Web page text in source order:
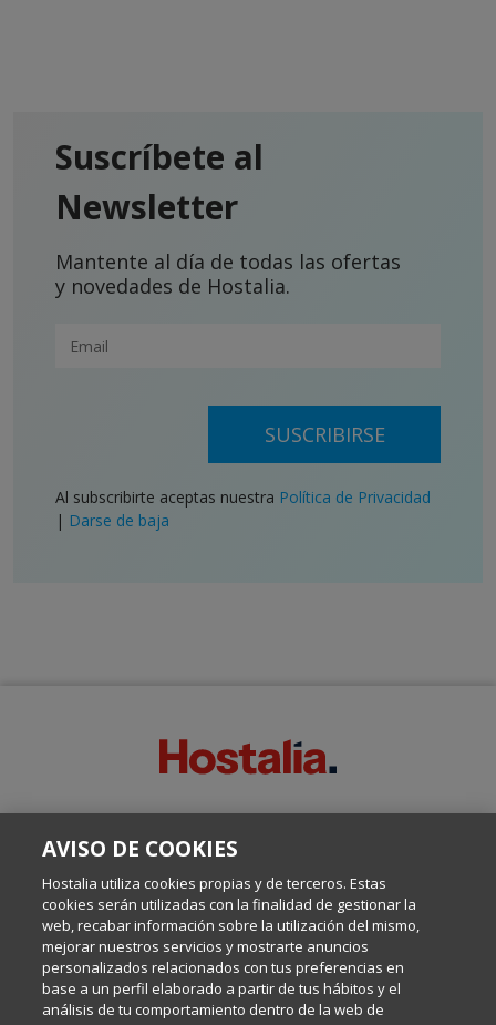
Suscríbete al
Newsletter
Mantente al día de todas las ofertas
y novedades de Hostalia.
SUSCRIBIRSE
Al subscribirte aceptas nuestra Política de Privacidad
| Darse de baja
Escrito por el equipo de Comunicación de Hostalia, dirigido por
Internet y Tecnología.
Política de privacidad
AVISO DE COOKIES
Hostalia utiliza cookies propias y de terceros. Estas
cookies serán utilizadas con la finalidad de gestionar la
web, recabar información sobre la utilización del mismo,
mejorar nuestros servicios y mostrarte anuncios
personalizados relacionados con tus preferencias en
base a un perfil elaborado a partir de tus hábitos y el
análisis de tu comportamiento dentro de la web de